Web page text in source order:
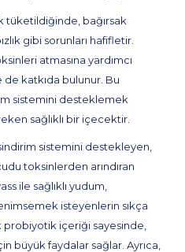
tüketildiğinde, bağırsak
gibi sorunları hafifletir.
atmasına yardımcı
katkıda bulunur. Bu
sistemini desteklemek
sağlıklı bir içecektir.
sindirim sistemini destekleyen,
toksinlerden arındıran
ile sağlıklı yudum,
isteyenlerin sıkça
probiyotik içeriği sayesinde,
büyük faydalar sağlar. Ayrıca,